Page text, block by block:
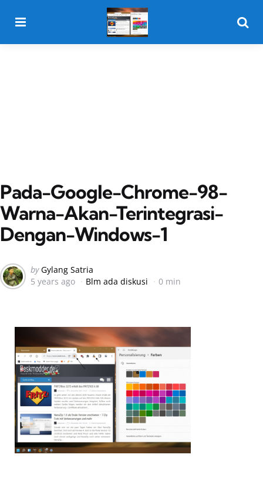
Pada-Google-Chrome-98-
Warna-Akan-Terintegrasi-
Dengan-Windows-1
Posted
by
by Gylang Satria
5 years ago
Blm ada diskusi 0 min